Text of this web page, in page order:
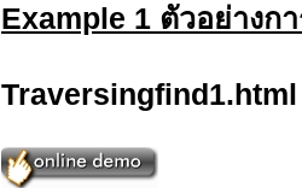
Example 1 ตัวอย่างก
Traversingfind1.html